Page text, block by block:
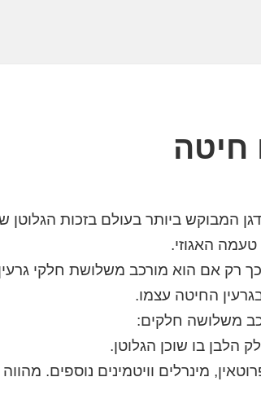
חיטה
המבוקש ביותר בעולם בזכות הגלוטן
האגוזי.
רק אם הוא מורכב משלושת חלקי
החיטה עצמו.
משלושה חלקים:
מינרלים וויטמינים נוספים.